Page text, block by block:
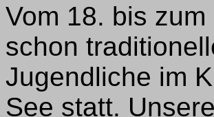
Vom 18. bis
schon
Jugendliche im
See statt.